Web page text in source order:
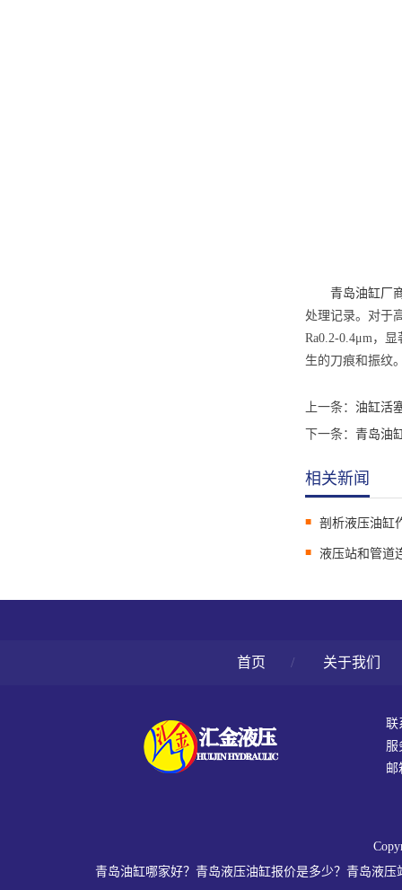
青岛油缸厂
处理记录。对于
Ra0.2-0.4μm，
生的刀痕和振纹
上一条： 油缸活
下一条： 青岛油
相关新闻
液压站和管道
首页 / 关于我们
联
服
邮
青岛油缸哪家好？青岛液压油缸报价是多少？青岛液